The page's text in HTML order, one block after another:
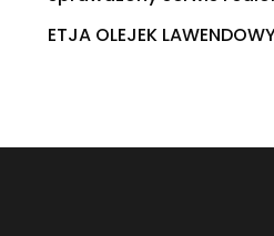
ETJA OLEJEK